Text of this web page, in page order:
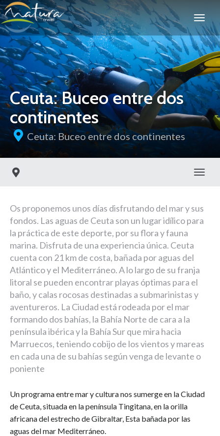
Ceuta: Buceo entre dos
continentes
Ceuta: Buceo entre dos continentes
Os proponemos unos días disfrutando del mar y sus
fondos. Las aguas de Ceuta son un lugar idílico para
la práctica de este deporte, por su flora y fauna
marina. Disfruta de una experiencia única. Ceuta
cuenta con 21 km de costa, bañada por aguas del
Atlántico y el Mediterráneo. A lo largo de su franja
litoral se pueden encontrar playas óptimas para el
baño, y calas rocosas destinadas a submarinistas y
aventureros. La Ciudad está rodeada por el mar
formando dos bahías, la Bahía Norte de cara a la
península ibérica y la Bahía Sur que mira hacia
Marruecos, teniendo cobijo de los vientos y mareas
en cada una de su bahías según venga de levante o
poniente
Un programa entre mar y cultura nos sumerge en la Ciudad
de Ceuta, situada en la península Tingitana, en la orilla
africana del estrecho de Gibraltar, Esta bañada por las
aguas del mar Mediterráneo.